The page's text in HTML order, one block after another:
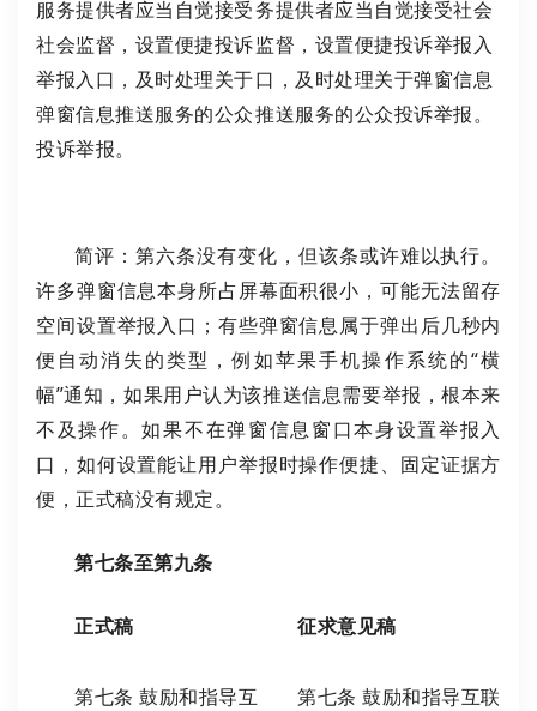
服务提供者应当自觉接受
社会监督，设置便捷投诉
举报入口，及时处理关于
弹窗信息推送服务的公众
投诉举报。
务提供者应当自觉接受社会
监督，设置便捷投诉举报入
口，及时处理关于弹窗信息
推送服务的公众投诉举报。
简评：第六条没有变化，但该条或许难以执行。
许多弹窗信息本身所占屏幕面积很小，可能无法留存
空间设置举报入口；有些弹窗信息属于弹出后几秒内
便自动消失的类型，例如苹果手机操作系统的“横
幅”通知，如果用户认为该推送信息需要举报，根本来
不及操作。如果不在弹窗信息窗口本身设置举报入
口，如何设置能让用户举报时操作便捷、固定证据方
便，正式稿没有规定。
第七条至第九条
正式稿 征求意见稿
第七条 鼓励和指导互
第七条 鼓励和指导互联